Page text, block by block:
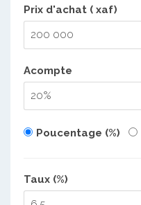
Prix d'achat ( xaf)
Acompte
Poucentage (%)
Taux (%)